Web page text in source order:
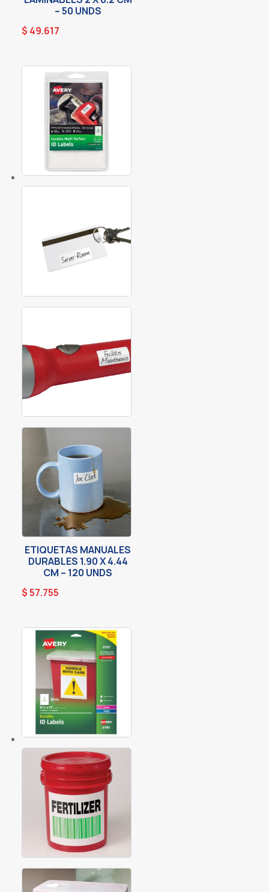
– 50 UNDS
$ 49.617
ETIQUETAS MANUALES
DURABLES 1.90 X 4.44
CM – 120 UNDS
$57.755